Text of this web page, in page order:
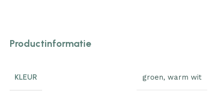
Productinformatie
KLEUR groen, warm wit